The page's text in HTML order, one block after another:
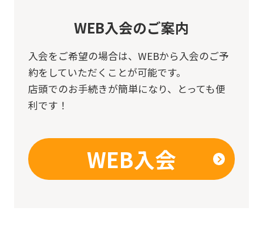
WEB入会のご案内
入会をご希望の場合は、 WEBから入会のご予
約をしていただくことが可能です。
店頭でのお手続きが簡単になり、とっても便
利です！
WEB入会